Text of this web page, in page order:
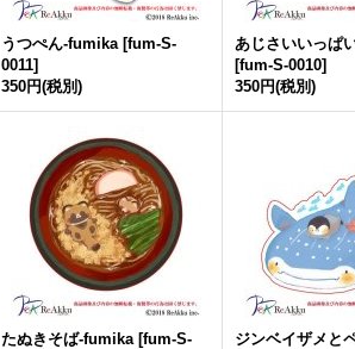
うつぺん-fumika [fum-S-
0011]
350円(税別)
あじさいいっぱ
[fum-S-0010]
350円(税別)
たぬきそば-fumika [fum-S-
ジンベイザメと